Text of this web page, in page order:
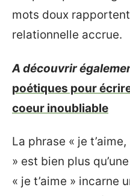
mots doux
relationnelle accrue.
A découvrir
poétiques pour
coeur inoubliable
La phrase « je
» est bien plus
« je t’aime » incarne